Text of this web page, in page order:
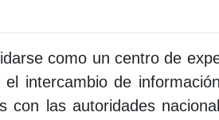
como un centro de
intercambio de
con las autoridades